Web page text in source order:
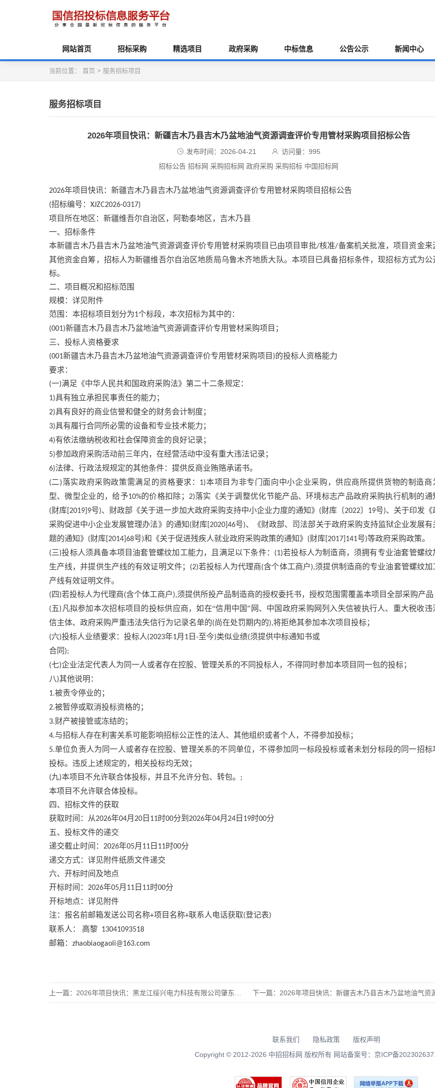
网站首页 招标采购 精选项目 政府采购 中标信息 公告公示 新闻中心
当前位置： 首页 > 服务招标项目
服务招标项目
2026年项目快讯：新疆吉木乃县吉木乃盆地油气资源调查评价专用管材采购项目招标公告
发布时间：2026-04-21 访问量：995
招标公告 招标网 采购招标网 政府采购 采购招标 中国招标网
2026年项目快讯：新疆吉木乃县吉木乃盆地油气资源调查评价专用管材采购项目招标公告
(招标编号： XJZC2026-0317)
项目所在地区：新疆维吾尔自治区，阿勒泰地区，吉木乃县
一、招标条件
本新疆吉木乃县吉木乃盆地油气资源调查评价专用管材采购项目已由项目审批/核准/备案机关批准，项目资金来
其他资金自筹，招标人为新疆维吾尔自治区地质局乌鲁木齐地质大队。本项目已具备招标条件，现招标方式为公
标。
二、项目概况和招标范围
规模：详见附件
范围：本招标项目划分为1个标段，本次招标为其中的：
(001)新疆吉木乃县吉木乃盆地油气资源调查评价专用管材采购项目；
三、投标人资格要求
(001新疆吉木乃县吉木乃盆地油气资源调查评价专用管材采购项目 )的投标人资格能力
要求：
(一)满足《中华人民共和国政府采购法》第二十二条规定：
1)具有独立承担民事责任的能力；
2)具有良好的商业信誉和健全的财务会计制度；
3)具有履行合同所必需的设备和专业技术能力；
4)有依法缴纳税收和社会保障资金的良好记录；
5)参加政府采购活动前三年内，在经营活动中没有重大违法记录；
6)法律、行政法规规定的其他条件：提供反商业贿赂承诺书。
(二)落实政府采购政策需满足的资格要求： 1)本项目为非专门面向中小企业采购，供应商所提供货物的制造商
型、微型企业的，给予10%的价格扣除； 2)落实《关于调整优化节能产品、环境标志产品政府采购执行机制的通
(财库[2019]9号)、财政部《关于进一步加大政府采购支持中小企业力度的通知》 (财库〔2022〕 19号)、关于印发《
采购促进中小企业发展管理办法》的通知(财库[2020]46号)、《财政部、司法部关于政府采购支持监狱企业发展有
题的通知》 (财库[2014]68号)和《关于促进残疾人就业政府采购政策的通知》 (财库[2017]141号)等政府采购政策。
(三)投标人须具备本项目油套管螺纹加工能力，且满足以下条件： (1)若投标人为制造商，须拥有专业油套管螺纹
生产线，并提供生产线的有效证明文件； (2)若投标人为代理商(含个体工商户),须提供制造商的专业油套管螺纹加
产线有效证明文件。
(四)若投标人为代理商(含个体工商户),须提供所投产品制造商的授权委托书，授权范围需覆盖本项目全部采购产品
(五) 凡拟参加本次招标项目的投标供应商，如在“信用中国”网、中国政府采购网列入失信被执行人、重大税收违
信主体、政府采购严重违法失信行为记录名单的(尚在处罚期内的),将拒绝其参加本次项目投标；
(六)投标人业绩要求：投标人(2023年1月 1 日 -至今)类似业绩(须提供中标通知书或
合同 );
(七)企业法定代表人为同一人或者存在控股、管理关系的不同投标人，不得同时参加本项目同一包的投标；
八)其他说明：
1.被责令停业的；
2.被暂停或取消投标资格的；
3.财产被接管或冻结的；
4.与招标人存在利害关系可能影响招标公正性的法人、其他组织或者个人，不得参加投标；
5.单位负责人为同一人或者存在控股、管理关系的不同单位，不得参加同一标段投标或者未划分标段的同一招标
投标。违反上述规定的，相关投标均无效；
(九)本项目不允许联合体投标，并且不允许分包、转包。 ;
本项目不允许联合体投标。
四、招标文件的获取
获取时间：从2026年04月 20日 11时00分到 2026年04月 24日 19时00分
五、投标文件的递交
递交截止时间： 2026年05月 11 日 11时00分
递交方式：详见附件纸质文件递交
六、开标时间及地点
开标时间： 2026年05月 11 日 11时00分
开标地点：详见附件
注：报名前邮箱发送公司名称+项目名称+联系人电话获取(登记表)
联系人： 高黎 13041093518
邮箱： zhaobiaogaoli@163.com
上一篇： 2026年项目快讯：黑龙江绥兴电力科技有限公司肇东星湖生物科 下一篇： 2026年项目快讯：新疆吉木乃县吉木乃盆地油气资源调查评价
联系我们 隐私政策
版权声明
Copyright © 2012-2026 中招招标网 版权所有 网站备案号： 京ICP备